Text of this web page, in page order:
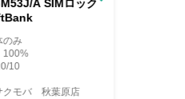
ィックブルー NGM83J/A SIM
在庫数：1